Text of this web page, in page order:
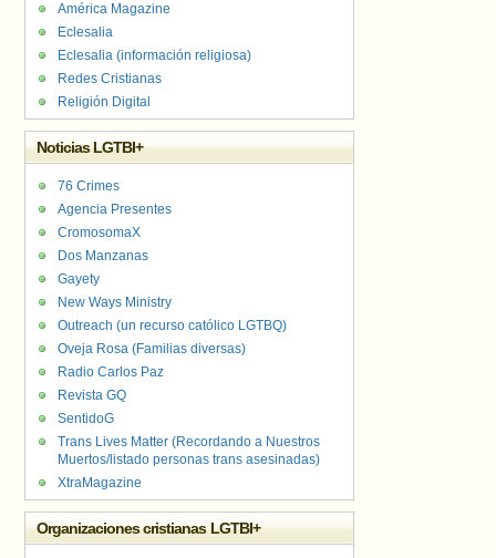
América Magazine
Eclesalia
Eclesalia (información religiosa)
Redes Cristianas
Religión Digital
Noticias LGTBI+
76 Crimes
Agencia Presentes
CromosomaX
Dos Manzanas
Gayety
New Ways Ministry
Outreach (un recurso católico LGTBQ)
Oveja Rosa (Familias diversas)
Radio Carlos Paz
Revista GQ
SentidoG
Trans Lives Matter (Recordando a Nuestros
Muertos/listado personas trans asesinadas)
XtraMagazine
Organizaciones cristianas LGTBI+